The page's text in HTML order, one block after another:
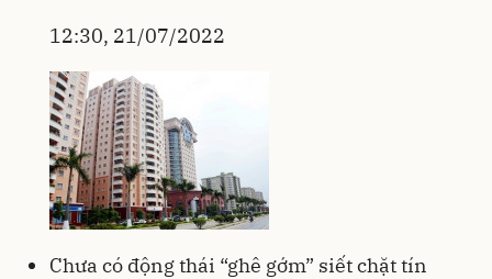
12:30, 21/07/2022
Chưa có động thái “ghê gớm” siết chặt tín